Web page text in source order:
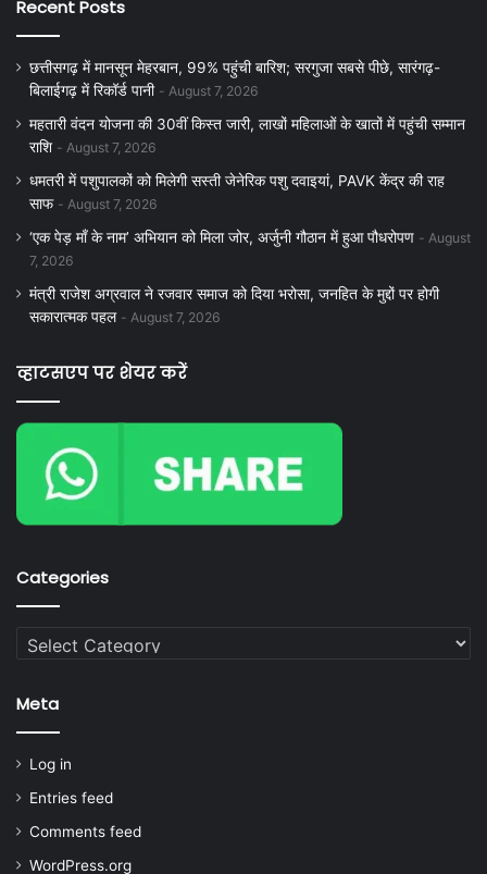
Recent Posts
छत्तीसगढ़ में मानसून मेहरबान, 99% पहुंची बारिश; सरगुजा सबसे पीछे, सारंगढ़-
बिलाईगढ़ में रिकॉर्ड पानी
August 7, 2026
महतारी वंदन योजना की 30वीं किस्त जारी, लाखों महिलाओं के खातों में पहुंची सम्मान
राशि
August 7, 2026
धमतरी में पशुपालकों को मिलेगी सस्ती जेनेरिक पशु दवाइयां, PAVK केंद्र की राह
साफ
August 7, 2026
‘एक पेड़ माँ के नाम’ अभियान को मिला जोर, अर्जुनी गौठान में हुआ पौधरोपण
August
7, 2026
मंत्री राजेश अग्रवाल ने रजवार समाज को दिया भरोसा, जनहित के मुद्दों पर होगी
सकारात्मक पहल
August 7, 2026
व्हाटसएप पर शेयर करें
Categories
Categories
Meta
Log in
Entries feed
Comments feed
WordPress.org